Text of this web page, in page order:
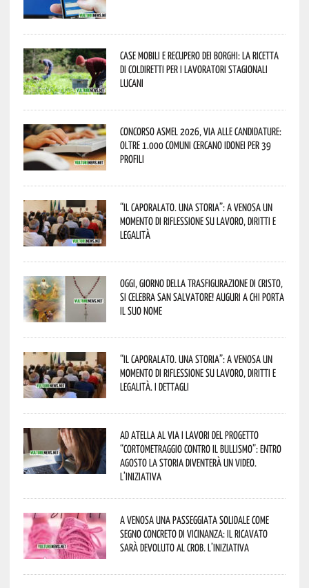
Case mobili e recupero dei borghi: la ricetta
di Coldiretti per i lavoratori stagionali
lucani
Concorso Asmel 2026, via alle candidature:
oltre 1.000 Comuni cercano idonei per 39
profili
“Il caporalato. Una storia”: a Venosa un
momento di riflessione su lavoro, diritti e
legalità
Oggi, giorno della Trasfigurazione di Cristo,
si celebra San Salvatore! Auguri a chi porta
il suo nome
“Il caporalato. Una storia”: a Venosa un
momento di riflessione su lavoro, diritti e
legalità. I dettagli
Ad Atella al via i lavori del progetto
“Cortometraggio contro il bullismo”: entro
agosto la storia diventerà un video.
L’iniziativa
A Venosa una passeggiata solidale come
segno concreto di vicinanza: il ricavato
sarà devoluto al CROB. L’iniziativa